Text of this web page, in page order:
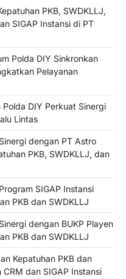
PKB, SWDKLLJ,
SIGAP Instansi di PT
Polda DIY Sinkronkan
Pelayanan
DIY Perkuat Sinergi
Lintas
dengan PT Astro
PKB, SWDKLLJ, dan
SIGAP Instansi
PKB dan SWDKLLJ
dengan BUKP Playen
PKB dan SWDKLLJ
Kepatuhan PKB dan
dan SIGAP Instansi